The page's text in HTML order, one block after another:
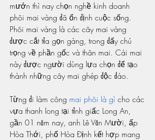
mướn thì nay chọn nghề kinh doanh
phôi mai vàng đã ổn định cuộc sống.
Phôi mai vàng là các cây mai vàng
được cắt tỉa gọn gàng, trong đấy chú
trọng về phần gốc và thân mai. Cái mai
này được người dùng lựa chọn để tạo
thành những cây mai ghép độc đáo.
Từng đi làm công mai phôi là gì cho các
vựa thanh long tại tỉnh giấc Long An,
gần 01 năm nay, anh Lê Văn Mười, ấp
Hòa Thới, phố Hòa Định kết hợp mang